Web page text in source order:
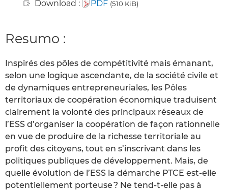
Download :
PDF (510 KiB)
Resumo :
Inspirés des pôles de compétitivité mais émanant,
selon une logique ascendante, de la société civile et
de dynamiques entrepreneuriales, les Pôles
territoriaux de coopération économique traduisent
clairement la volonté des principaux réseaux de
l’ESS d’organiser la coopération de façon rationnelle
en vue de produire de la richesse territoriale au
profit des citoyens, tout en s’inscrivant dans les
politiques publiques de développement. Mais, de
quelle évolution de l’ESS la démarche PTCE est-elle
potentiellement porteuse ? Ne tend-t-elle pas à